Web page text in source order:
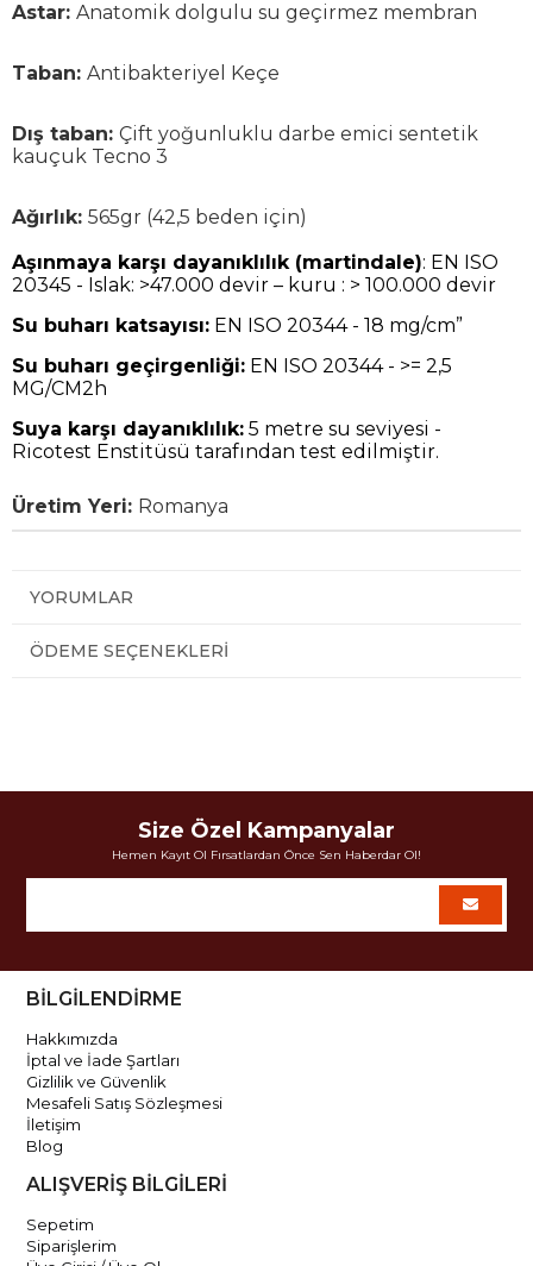
Astar: Anatomik dolgulu su geçirmez membran
Taban: Antibakteriyel Keçe
Dış taban: Çift yoğunluklu darbe emici sentetik
kauçuk Tecno 3
Ağırlık: 565gr (42,5 beden için)
Aşınmaya karşı dayanıklılık (martindale): EN ISO
20345 - Islak: >47.000 devir – kuru : > 100.000 devir
Su buharı katsayısı: EN ISO 20344 - 18 mg/cm”
Su buharı geçirgenliği: EN ISO 20344 - >= 2,5
MG/CM2h
Suya karşı dayanıklılık: 5 metre su seviyesi -
Ricotest Enstitüsü tarafından test edilmiştir.
Üretim Yeri: Romanya
YORUMLAR
ÖDEME SEÇENEKLERI
Size Özel Kampanyalar
Hemen Kayıt Ol Fırsatlardan Önce Sen Haberdar Ol!
BİLGİLENDİRME
Hakkımızda
İptal ve İade Şartları
Gizlilik ve Güvenlik
Mesafeli Satış Sözleşmesi
İletişim
Blog
ALIŞVERİŞ BİLGİLERİ
Sepetim
Siparişlerim